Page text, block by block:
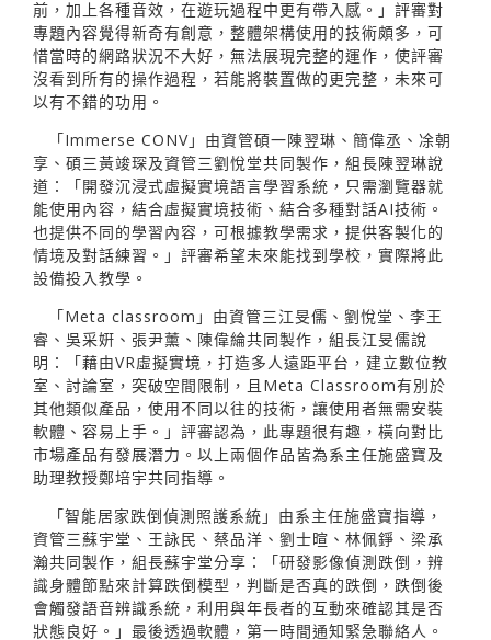
前，加上各種音效，在遊玩過程中更有帶入感。」評審對
專題內容覺得新奇有創意，整體架構使用的技術頗多，可
惜當時的網路狀況不大好，無法展現完整的運作，使評審
沒看到所有的操作過程，若能將裝置做的更完整，未來可
以有不錯的功用。
「Immerse CONV」由資管碩一陳翌琳、簡偉丞、凃朝
享、碩三黃竣琛及資管三劉悅堂共同製作，組長陳翌琳說
道：「開發沉浸式虛擬實境語言學習系統，只需瀏覽器就
能使用內容，結合虛擬實境技術、結合多種對話AI技術。
也提供不同的學習內容，可根據教學需求，提供客製化的
情境及對話練習。」評審希望未來能找到學校，實際將此
設備投入教學。
「Meta classroom」由資管三江旻儒、劉悅堂、李王
睿、吳采姸、張尹薰、陳偉綸共同製作，組長江旻儒說
明：「藉由VR虛擬實境，打造多人遠距平台，建立數位教
室、討論室，突破空間限制，且Meta Classroom有別於
其他類似產品，使用不同以往的技術，讓使用者無需安裝
軟體、容易上手。」評審認為，此專題很有趣，橫向對比
市場產品有發展潛力。以上兩個作品皆為系主任施盛寶及
助理教授鄭培宇共同指導。
「智能居家跌倒偵測照護系統」由系主任施盛寶指導，
資管三蘇宇堂、王詠民、蔡品洋、劉士暄、林佩錚、梁承
瀚共同製作，組長蘇宇堂分享：「研發影像偵測跌倒，辨
識身體節點來計算跌倒模型，判斷是否真的跌倒，跌倒後
會觸發語音辨識系統，利用與年長者的互動來確認其是否
狀態良好。」最後透過軟體，第一時間通知緊急聯絡人。